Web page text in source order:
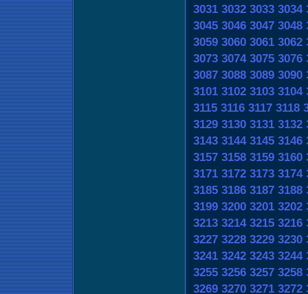
3031 3032 3033 3034
3045 3046 3047 3048
3059 3060 3061 3062
3073 3074 3075 3076
3087 3088 3089 3090
3101 3102 3103 3104
3115 3116 3117 3118
3129 3130 3131 3132
3143 3144 3145 3146
3157 3158 3159 3160
3171 3172 3173 3174
3185 3186 3187 3188
3199 3200 3201 3202
3213 3214 3215 3216
3227 3228 3229 3230
3241 3242 3243 3244
3255 3256 3257 3258
3269 3270 3271 3272